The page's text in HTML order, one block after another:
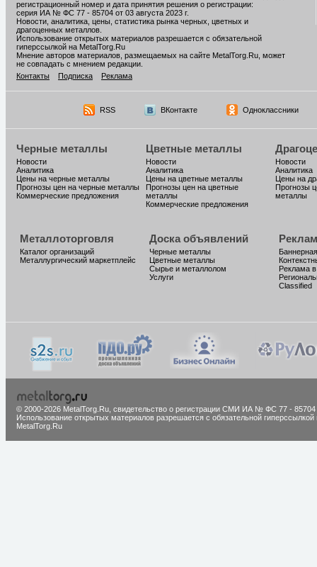
регистрационный номер и дата принятия решения о регистрации:
серия ИА № ФС 77 - 85704 от 03 августа 2023 г.
Новости, аналитика, цены, статистика рынка черных, цветных и
драгоценных металлов.
Использование открытых материалов разрешается с обязательной
гиперссылкой на MetalTorg.Ru
Мнение авторов материалов, размещаемых на сайте MetalTorg.Ru, может
не совпадать с мнением редакции.
Контакты
Подписка Реклама
RSS ВКонтакте Одноклассники
Черные металлы
Новости
Аналитика
Цены на черные металлы
Прогнозы цен на черные металлы
Коммерческие предложения
Цветные металлы
Новости
Аналитика
Цены на цветные металлы
Прогнозы цен на цветные
металлы
Коммерческие предложения
Новости
Аналитика
Цены на
Прогнозы
металлы
Металлоторговля
Каталог организаций
Металлургический маркетплейс
Доска объявлений
Черные металлы
Цветные металлы
Сырье и металлолом
Услуги
Реклама
Classified
© 2000-2026 MetalTorg.Ru, cвидетельство о регистрации СМИ ИА № ФС 77 - 85704
Использование открытых материалов разрешается с обязательной гиперссылкой
MetalTorg.Ru